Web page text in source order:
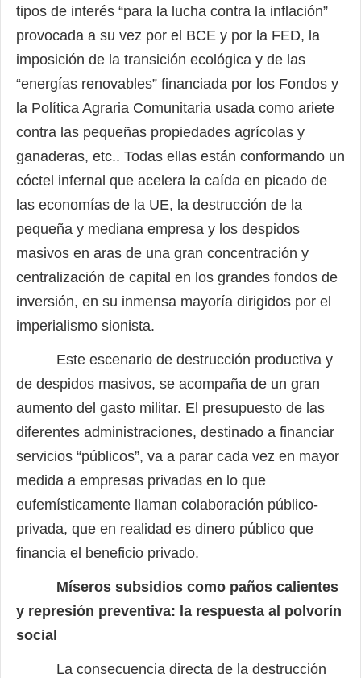
tipos de interés “para la lucha contra la inflación”
provocada a su vez por el BCE y por la FED, la
imposición de la transición ecológica y de las
“energías renovables” financiada por los Fondos y
la Política Agraria Comunitaria usada como ariete
contra las pequeñas propiedades agrícolas y
ganaderas, etc.. Todas ellas están conformando un
cóctel infernal que acelera la caída en picado de
las economías de la UE, la destrucción de la
pequeña y mediana empresa y los despidos
masivos en aras de una gran concentración y
centralización de capital en los grandes fondos de
inversión, en su inmensa mayoría dirigidos por el
imperialismo sionista.
Este escenario de destrucción productiva y
de despidos masivos, se acompaña de un gran
aumento del gasto militar. El presupuesto de las
diferentes administraciones, destinado a financiar
servicios “públicos”, va a parar cada vez en mayor
medida a empresas privadas en lo que
eufemísticamente llaman colaboración público-
privada, que en realidad es dinero público que
financia el beneficio privado.
Míseros subsidios como paños calientes
y represión preventiva: la respuesta al polvorín
social
La consecuencia directa de la destrucción